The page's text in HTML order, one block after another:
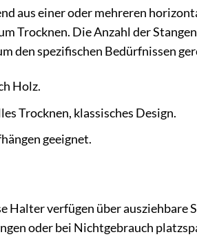
aus einer oder mehreren
Trocknen. Die Anzahl der
den spezifischen Bedürfnissen
Holz.
Trocknen, klassisches Design.
geeignet.
verfügen über ausziehbare
oder bei Nichtgebrauch